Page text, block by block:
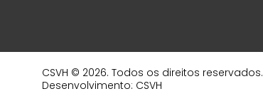
CSVH © 2026. Todos os direitos reservados.
Desenvolvimento: CSVH